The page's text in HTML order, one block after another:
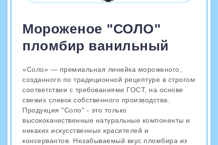
Мороженое "СОЛО"
пломбир ванильный
«Соло» — премиальная линейка мороженого,
созданного по традиционной рецептуре в строгом
соответствии с требованиями ГОСТ, на основе
свежих сливок собственного производства.
Продукция "Соло" - это только
высококачественные натуральные компоненты и
никаких искусственных красителей и
консервантов. Незабываемый вкус пломбира из